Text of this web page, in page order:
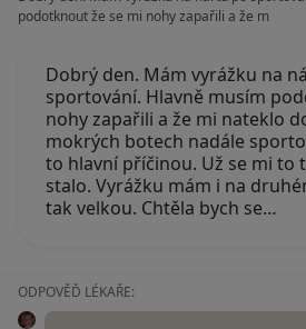
podotknout že se mi nohy zapařili a že m
Dobrý den. Mám vyrážku na
sportování. Hlavně musím
nohy zapařili a že mi nateklo
mokrých botech nadále
to hlavní příčinou. Už se mi to
stalo. Vyrážku mám i na
tak velkou. Chtěla bych se…
ODPOVĚĎ LÉKAŘE: